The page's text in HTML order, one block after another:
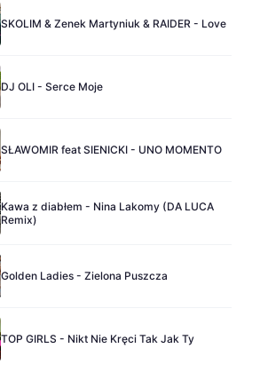
SKOLIM & Zenek Martyniuk & RAIDER - Love
DJ OLI - Serce Moje
SŁAWOMIR feat SIENICKI - UNO MOMENTO
Kawa z diabłem - Nina Lakomy (DA LUCA
Remix)
Golden Ladies - Zielona Puszcza
TOP GIRLS - Nikt Nie Kręci Tak Jak Ty